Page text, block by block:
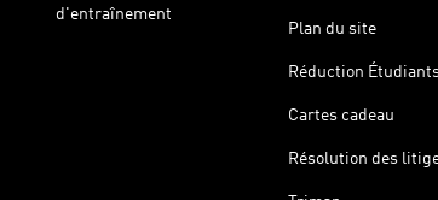
d'entraînement
Plan du site
Réduction
Cartes cadeau
Résolution des